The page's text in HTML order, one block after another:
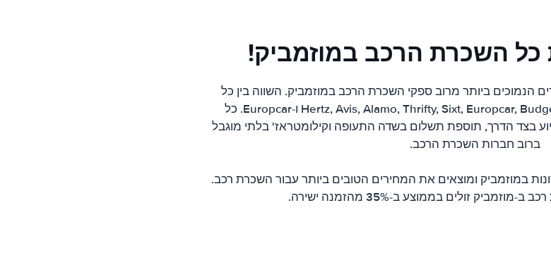
כל השכרת הרכב במוזמביק!
הנמוכים ביותר מרוב ספקי השכרת הרכב במוזמביק. השווה בין כל
החברות המובילות במוזמביק כגון; Hertz, Avis, Alamo, Thrifty, Sixt, Europcar, Budget ו-Europcar. כל
בצד הדרך, תוספת תשלום בשדה התעופה וקילומטראז' בלתי מוגבל
ברוב חברות השכרת הרכב.
במוזמביק ומוצאים את המחירים הטובים ביותר עבור השכרת רכב.
זולים בממוצע ב-35% מהזמנה ישירה.